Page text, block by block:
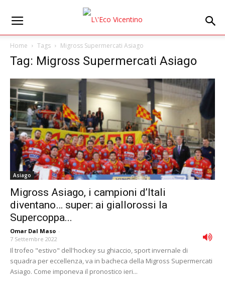
Home Tags Migross Supermercati Asiago
Tag: Migross Supermercati Asiago
Asiago
Migross Asiago, i campioni d’Itali
diventano… super: ai giallorossi la
Supercoppa...
Omar Dal Maso -
7 Settembre 2022
Il trofeo "estivo" dell'hockey su ghiaccio, sport invernale di
squadra per eccellenza, va in bacheca della Migross Supermercati
Asiago. Come imponeva il pronostico ieri...